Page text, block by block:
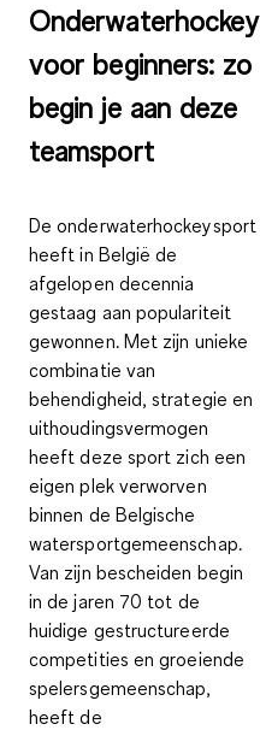
Onderwaterhockey
voor beginners: zo
begin je aan deze
teamsport
De onderwaterhockeysport
heeft in België de
afgelopen decennia
gestaag aan populariteit
gewonnen. Met zijn unieke
combinatie van
behendigheid, strategie en
uithoudingsvermogen
heeft deze sport zich een
eigen plek verworven
binnen de Belgische
watersportgemeenschap.
Van zijn bescheiden begin
in de jaren 70 tot de
huidige gestructureerde
competities en groeiende
spelersgemeenschap,
heeft de